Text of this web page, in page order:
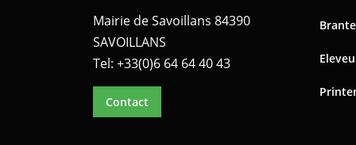
Mairie de Savoillans 84390
SAVOILLANS
Tel: +33(0)6 64 64 40 43
Contact